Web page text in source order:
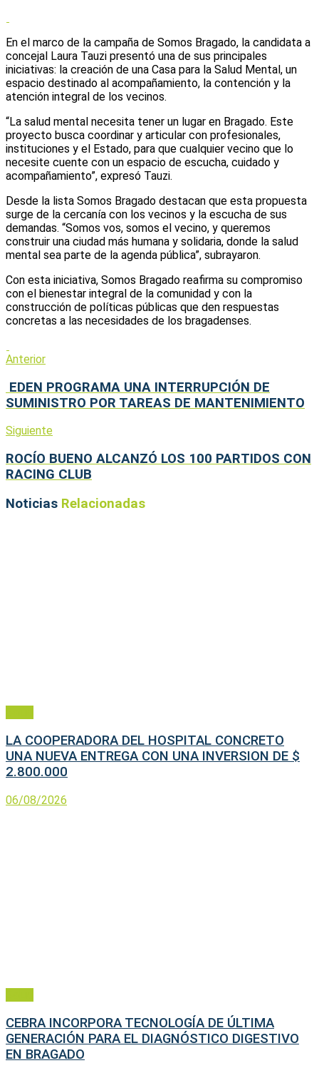
En el marco de la campaña de Somos Bragado, la candidata a
concejal Laura Tauzi presentó una de sus principales
iniciativas: la creación de una Casa para la Salud Mental, un
espacio destinado al acompañamiento, la contención y la
atención integral de los vecinos.
“La salud mental necesita tener un lugar en Bragado. Este
proyecto busca coordinar y articular con profesionales,
instituciones y el Estado, para que cualquier vecino que lo
necesite cuente con un espacio de escucha, cuidado y
acompañamiento”, expresó Tauzi.
Desde la lista Somos Bragado destacan que esta propuesta
surge de la cercanía con los vecinos y la escucha de sus
demandas. “Somos vos, somos el vecino, y queremos
construir una ciudad más humana y solidaria, donde la salud
mental sea parte de la agenda pública”, subrayaron.
Con esta iniciativa, Somos Bragado reafirma su compromiso
con el bienestar integral de la comunidad y con la
construcción de políticas públicas que den respuestas
concretas a las necesidades de los bragadenses.
Anterior
EDEN PROGRAMA UNA INTERRUPCIÓN DE
SUMINISTRO POR TAREAS DE MANTENIMIENTO
Siguiente
ROCÍO BUENO ALCANZÓ LOS 100 PARTIDOS CON
RACING CLUB
Noticias Relacionadas
LA COOPERADORA DEL HOSPITAL CONCRETO
UNA NUEVA ENTREGA CON UNA INVERSION DE $
2.800.000
06/08/2026
CEBRA INCORPORA TECNOLOGÍA DE ÚLTIMA
GENERACIÓN PARA EL DIAGNÓSTICO DIGESTIVO
EN BRAGADO